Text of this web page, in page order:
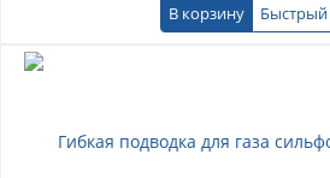
В корзину Быстрый